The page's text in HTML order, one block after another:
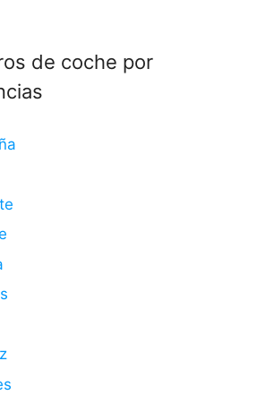
de coche por